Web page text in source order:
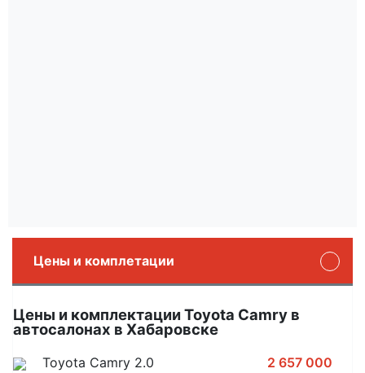
Цены и комплетации
Цены и комплектации Toyota Camry в
автосалонах в Хабаровске
Toyota Camry 2.0
2 657 000